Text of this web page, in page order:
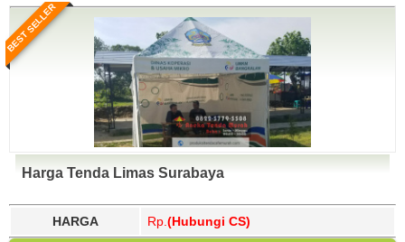
BEST SELLER
Harga Tenda Limas Surabaya
HARGA Rp. (Hubungi CS)